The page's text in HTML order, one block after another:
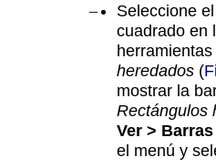
Seleccione
cuadrado en
herramientas
heredados (
mostrar la
Rectángulos
Ver >
el menú y